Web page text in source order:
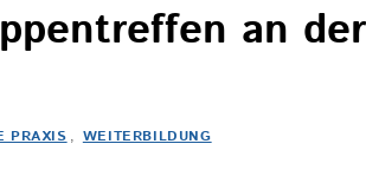
an
PRAXIS , WEITERBILDUNG